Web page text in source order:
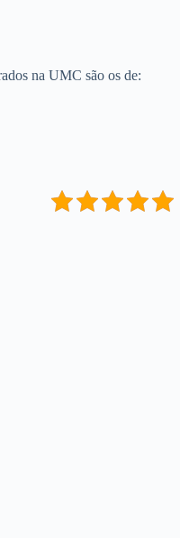
na UMC são os de: